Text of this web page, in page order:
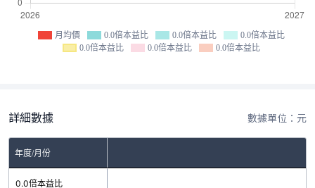
月均價 0.0倍本益比 0.0倍本益比
0.0倍本益比
0.0倍本益比
0.0倍本益比 0.0倍本益比
詳細數據 數據單位：元
年度/月份
0.0倍本益比